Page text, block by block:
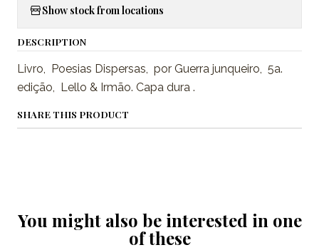
Show stock from locations
DESCRIPTION
Livro, Poesias Dispersas, por Guerra junqueiro, 5a.
edição, Lello & Irmão. Capa dura .
SHARE THIS PRODUCT
You might also be interested in one
of these